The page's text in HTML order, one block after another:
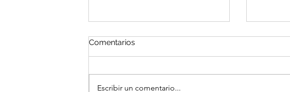
Comentarios
Escribir un comentario...